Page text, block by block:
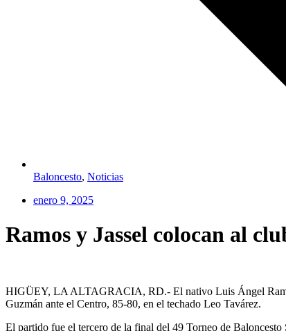
Baloncesto, Noticias
enero 9, 2025
Ramos y Jassel colocan al
HIGÜEY, LA ALTAGRACIA, RD.- El nativo Luis Ángel
Guzmán ante el Centro, 85-80, en el techado Leo Tavárez.
El partido fue el tercero de la final del 49 Torneo de